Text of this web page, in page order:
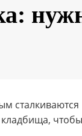
кладбища,